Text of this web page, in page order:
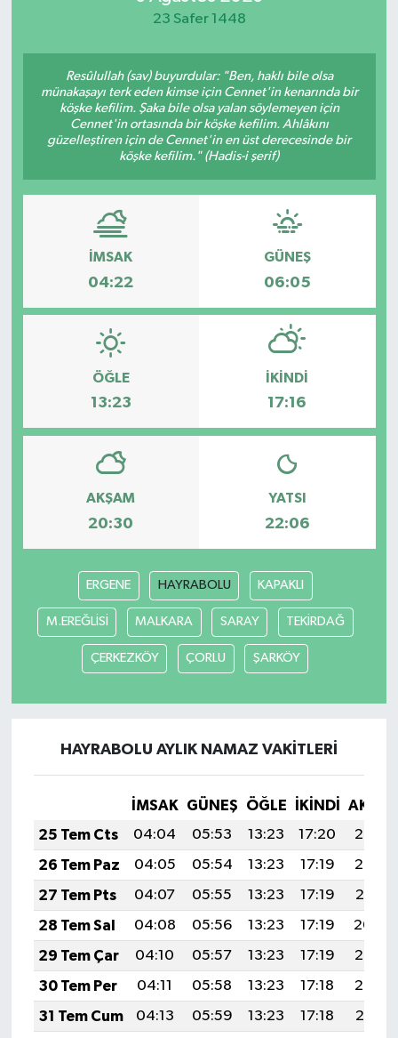
23 Safer 1448
Resûlullah (sav) buyurdular: "Ben, haklı bile olsa
münakaşayı terk eden kimse için Cennet'in kenarında bir
köşke kefilim. Şaka bile olsa yalan söylemeyen için
Cennet'in ortasında bir köşke kefilim. Ahlâkını
güzelleştiren için de Cennet'in en üst derecesinde bir
köşke kefilim." (Hadis-i şerif)
İMSAK
04:22
GÜNEŞ
06:05
ÖĞLE
13:23
İKINDI
17:16
AKŞAM
20:30
YATSI
22:06
ERGENE HAYRABOLU KAPAKLI
M.EREĞLİSİ MALKARA SARAY TEKİRDAĞ
ÇERKEZKÖY ÇORLU ŞARKÖY
HAYRABOLU AYLIK NAMAZ VAKITLERI
İMSAK GÜNEŞ ÖĞLE İKINDI
25 Tem Cts
04:04 05:53 13:23 17:20
20:43
26 Tem Paz
04:05 05:54 13:23 17:19
20:42
27 Tem Pts
04:07 05:55 13:23 17:19
20:41
28 Tem Sal
04:08 05:56 13:23 17:19
20:40
29 Tem Çar
04:10 05:57 13:23 17:19
20:39
30 Tem Per
04:11 05:58 13:23 17:18
20:38
31 Tem Cum
04:13 05:59 13:23 17:18
20:37